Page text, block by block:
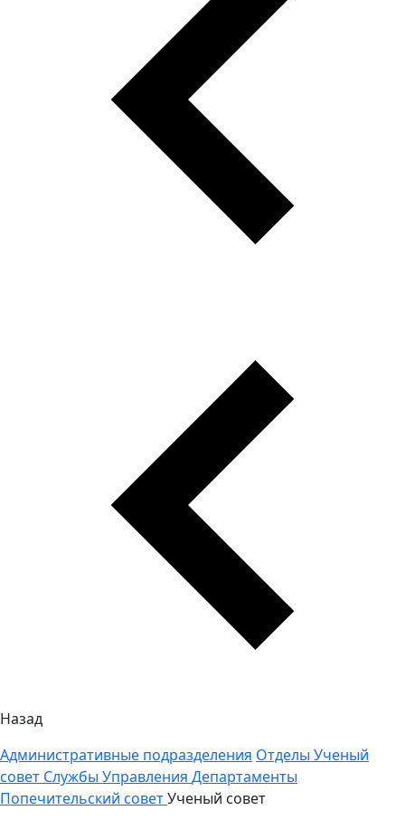
Назад
Административные подразделения Отделы Ученый
совет Службы Управления Департаменты
Попечительский советУченый совет